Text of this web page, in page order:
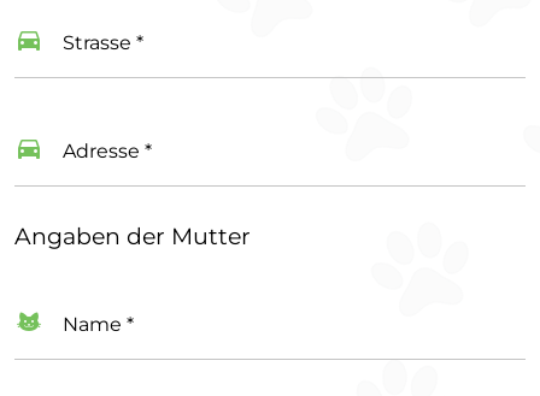
Strasse *
Adresse *
Angaben der Mutter
Name *